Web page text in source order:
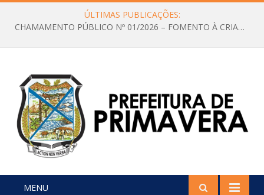
ÚLTIMAS PUBLICAÇÕES:
CHAMAMENTO PÚBLICO Nº 01/2026 – FOMENTO À CRIAÇÃO E A CIRCULAÇÃO DE PRODUÇÕES CULTURAIS – Aldir Blanc
MENU